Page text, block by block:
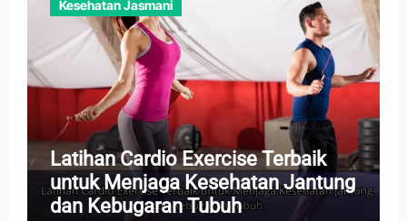
Kesehatan Jasmani
Latihan Cardio Exercise Terbaik
untuk Menjaga Kesehatan Jantung
dan Kebugaran Tubuh